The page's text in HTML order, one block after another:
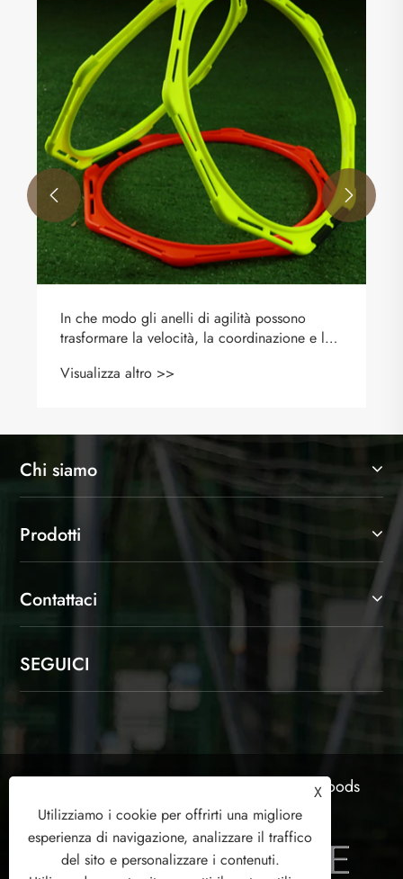
Cos'è un manichino da calcio e come
trasforma l'efficacia dell'allenamento?
Visualizza altro >>
 
Chi siamo
Prodotti
Contattaci
SEGUICI
Copyright © 2025 Shaoxing Jinlangte Sports Goods
Co., Ltd. Tutti i diritti riservati.
X
Utilizziamo i cookie per offrirti una migliore
esperienza di navigazione, analizzare il traffico
del sito e personalizzare i contenuti.